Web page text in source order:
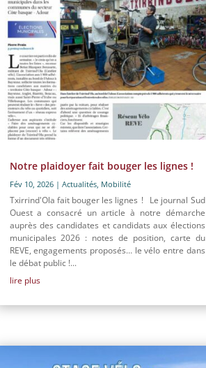
Notre plaidoyer fait bouger les lignes !
Fév 10, 2026| Actualités, Mobilité
Txirrind'Ola fait bouger les lignes ! Le journal Sud
Ouest a consacré un article à notre démarche
auprès des candidates et candidats aux élections
municipales 2026 : notes de position, carte du
REVE, engagements proposés… le vélo entre dans
le débat public !...
lire plus